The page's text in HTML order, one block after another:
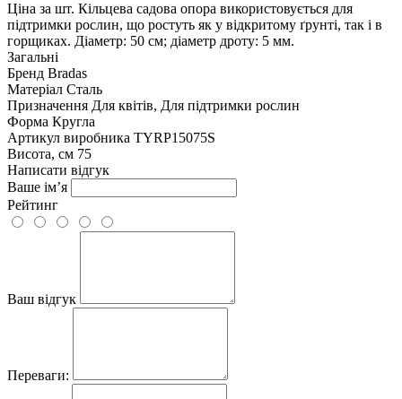
Ціна за шт. Кільцева садова опора використовується для
підтримки рослин, що ростуть як у відкритому ґрунті, так і в
горщиках. Діаметр: 50 см; діаметр дроту: 5 мм.
Загальні
Бренд Bradas
Матеріал Сталь
Призначення Для квітів, Для підтримки рослин
Форма Кругла
Артикул виробника TYRP15075S
Висота, см 75
Написати відгук
Ваше ім’я
Рейтинг
Ваш відгук
Переваги: